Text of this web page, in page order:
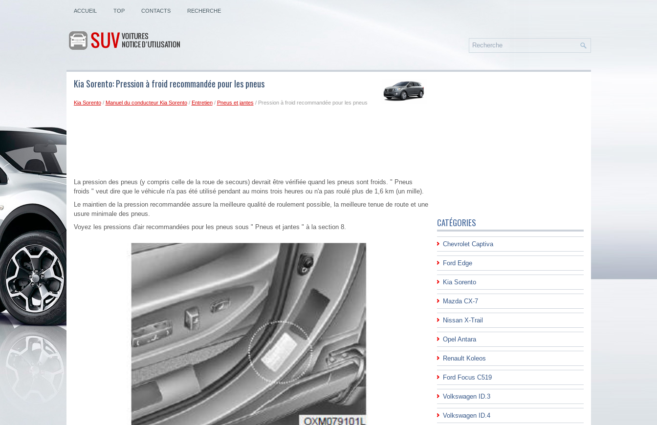
ACCUEIL TOP CONTACTS RECHERCHE
Kia Sorento: Pression à froid recommandée pour les pneus
Kia Sorento/ Manuel du conducteur Kia Sorento/ Entretien/ Pneus et jantes / Pression à froid recommandée pour les pneus
La pression des pneus (y compris celle de la roue de secours) devrait être vérifiée quand les pneus sont froids. " Pneus
froids " veut dire que le véhicule n'a pas été utilisé pendant au moins trois heures ou n'a pas roulé plus de 1,6 km (un mille).
Le maintien de la pression recommandée assure la meilleure qualité de roulement possible, la meilleure tenue de route et une
usure minimale des pneus.
Voyez les pressions d'air recommandées pour les pneus sous " Pneus et jantes " à la section 8.
CATÉGORIES
Chevrolet Captiva
Ford Edge
Kia Sorento
Mazda CX-7
Nissan X-Trail
Opel Antara
Renault Koleos
Ford Focus C519
Volkswagen ID.3
Volkswagen ID.4